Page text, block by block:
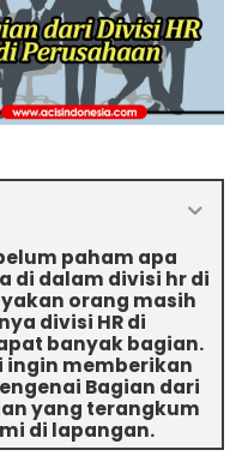
paham apa
di dalam divisi hr di
orang masih
divisi HR di
banyak bagian.
ingin memberikan
Bagian dari
yang terangkum
di lapangan.